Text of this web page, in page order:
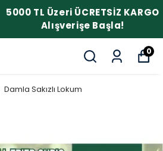
ÜCRETSİZ KARGO
Başla!
0
Damla Sakızlı Lokum